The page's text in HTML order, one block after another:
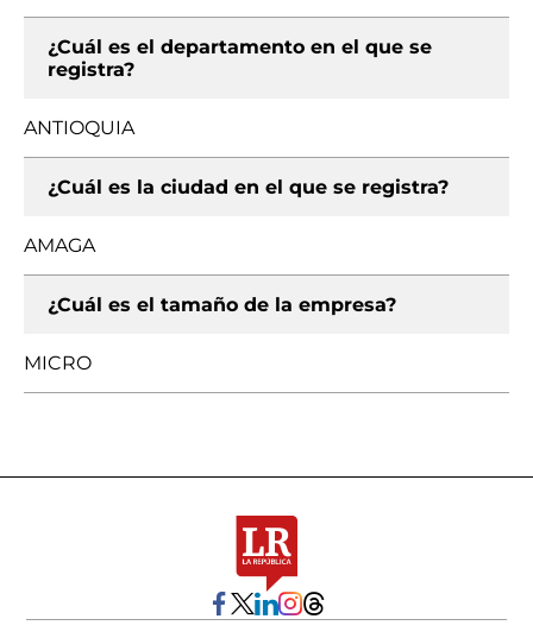
¿Cuál es el departamento en el que se
registra?
ANTIOQUIA
¿Cuál es la ciudad en el que se registra?
AMAGA
¿Cuál es el tamaño de la empresa?
MICRO